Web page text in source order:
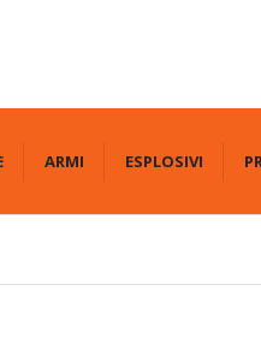
ARMI ESPLOSIVI